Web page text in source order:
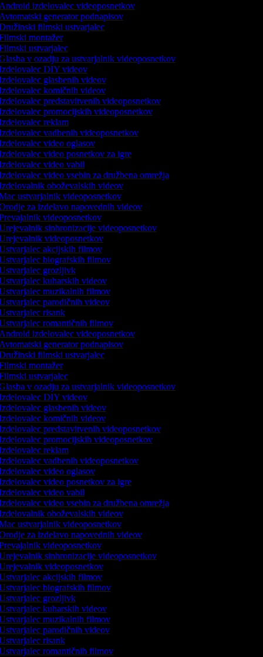
izdelovalec videoposnetkov
generator podnapisov
filmski ustvarjalec
montažer
ustvarjalec
v ozadju za ustvarjalnik videoposnetkov
DIY videov
glasbenih videov
komičnih videov
predstavitvenih videoposnetkov
promocijskih videoposnetkov
reklam
vadbenih videoposnetkov
video oglasov
video posnetkov za igre
video vabil
video vsebin za družbena omrežja
oboževalskih videov
ustvarjalnik videoposnetkov
za izdelavo napovednih videov
videoposnetkov
sinhronizacije videoposnetkov
videoposnetkov
akcijskih filmov
biografskih filmov
grozljivk
kuharskih videov
muzikalnih filmov
parodičnih videov
risank
romantičnih filmov
izdelovalec videoposnetkov
generator podnapisov
filmski ustvarjalec
montažer
ustvarjalec
v ozadju za ustvarjalnik videoposnetkov
DIY videov
glasbenih videov
komičnih videov
predstavitvenih videoposnetkov
promocijskih videoposnetkov
reklam
vadbenih videoposnetkov
video oglasov
video posnetkov za igre
video vabil
video vsebin za družbena omrežja
oboževalskih videov
ustvarjalnik videoposnetkov
za izdelavo napovednih videov
videoposnetkov
sinhronizacije videoposnetkov
videoposnetkov
akcijskih filmov
biografskih filmov
grozljivk
kuharskih videov
muzikalnih filmov
parodičnih videov
risank
romantičnih filmov